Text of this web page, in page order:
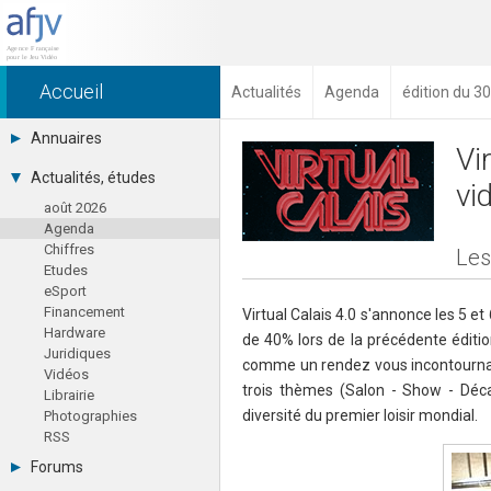
Accueil Actualités Agenda édition du
Annuaires
Toutes les sociétés (691)
Studios (418)
Editeurs (49)
Distributeurs (16)
Hard. / Accessoires (10)
Middlewares (15)
Prestataires (99)
Assoc. / Syndicats (21)
Formations / Ecoles (46)
Presse spécialisée (17)
Actualités, études
août 2026
Agenda
Chiffres
Etudes
eSport
Financement
Hardware
Juridiques
Vidéos
Librairie
Photographies
RSS
Forums
Virtual Calais 4.0 s'annonce les 5
de 40% lors de la précédente
comme un rendez vous
trois thèmes (Salon - Show -
diversité du premier loisir mondial.